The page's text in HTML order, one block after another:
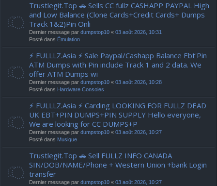
Trustlegit.Top 🚗 Sells CC fullz CASHAPP PAYPAL High
and Low Balance (Clone Cards+Credit Cards+ Dumps
Track 1&2)Pin Onli
Dernier message par dumpstop10 « 03 août 2026, 10:31
Posté dans Émulation
⚡ FULLLZ.Asia ⚡ Sale Paypal/Cashapp Balance Ebt'Pin
ATM Dumps with Pin include Track 1 and 2 data. We
offer ATM Dumps wi
Dernier message par dumpstop10 « 03 août 2026, 10:28
Posté dans Hardware Consoles
⚡ FULLLZ.Asia ⚡ Carding LOOKING FOR FULLZ DEAD
UK EBT+PIN DUMPS+PIN SUPPLY Hello everyone,
We are looking for CC DUMPS+P
Dernier message par dumpstop10 « 03 août 2026, 10:27
Posté dans Musique
Trustlegit.Top 🚗 Sell FULLZ INFO CANADA
SIN/DOB/NAME/Phone + Western Union +bank Login
transfer
Dernier message par dumpstop10 « 03 août 2026, 10:27